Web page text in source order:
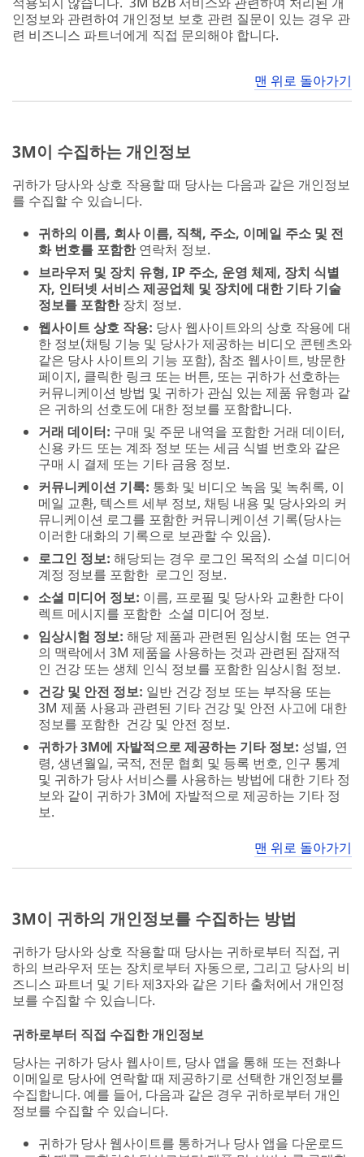
인정보와 관련하여 개인정보 보호 관련 질문이 있는 경우 관
련 비즈니스 파트너에게 직접 문의해야 합니다.
맨 위로 돌아가기
3M이 수집하는 개인정보
귀하가 당사와 상호 작용할 때 당사는 다음과 같은 개인정보
를 수집할 수 있습니다.
귀하의 이름, 회사 이름, 직책, 주소, 이메일 주소 및 전
화 번호를 포함한연락처 정보.
브라우저 및 장치 유형, IP 주소, 운영 체제, 장치 식별
자, 인터넷 서비스 제공업체 및 장치에 대한 기타 기술
정보를 포함한장치 정보.
웹사이트 상호 작용: 당사 웹사이트와의 상호 작용에 대
한 정보(채팅 기능 및 당사가 제공하는 비디오 콘텐츠와
같은 당사 사이트의 기능 포함), 참조 웹사이트, 방문한
페이지, 클릭한 링크 또는 버튼, 또는 귀하가 선호하는
커뮤니케이션 방법 및 귀하가 관심 있는 제품 유형과 같
은 귀하의 선호도에 대한 정보를 포함합니다.
거래 데이터: 구매 및 주문 내역을 포함한 거래 데이터,
신용 카드 또는 계좌 정보 또는 세금 식별 번호와 같은
구매 시 결제 또는 기타 금융 정보.
커뮤니케이션 기록: 통화 및 비디오 녹음 및 녹취록, 이
메일 교환, 텍스트 세부 정보, 채팅 내용 및 당사와의 커
뮤니케이션 로그를 포함한 커뮤니케이션 기록(당사는
이러한 대화의 기록으로 보관할 수 있음).
로그인 정보: 해당되는 경우 로그인 목적의 소셜 미디어
계정 정보를 포함한 로그인 정보.
소셜 미디어 정보: 이름, 프로필 및 당사와 교환한 다이
렉트 메시지를 포함한 소셜 미디어 정보.
임상시험 정보: 해당 제품과 관련된 임상시험 또는 연구
의 맥락에서 3M 제품을 사용하는 것과 관련된 잠재적
인 건강 또는 생체 인식 정보를 포함한 임상시험 정보.
건강 및 안전 정보: 일반 건강 정보 또는 부작용 또는
3M 제품 사용과 관련된 기타 건강 및 안전 사고에 대한
정보를 포함한 건강 및 안전 정보.
귀하가 3M에 자발적으로 제공하는 기타 정보: 성별, 연
령, 생년월일, 국적, 전문 협회 및 등록 번호, 인구 통계
및 귀하가 당사 서비스를 사용하는 방법에 대한 기타 정
보와 같이 귀하가 3M에 자발적으로 제공하는 기타 정
보.
맨 위로 돌아가기
3M이 귀하의 개인정보를 수집하는 방법
귀하가 당사와 상호 작용할 때 당사는 귀하로부터 직접, 귀
하의 브라우저 또는 장치로부터 자동으로, 그리고 당사의 비
즈니스 파트너 및 기타 제3자와 같은 기타 출처에서 개인정
보를 수집할 수 있습니다.
귀하로부터 직접 수집한 개인정보
당사는 귀하가 당사 웹사이트, 당사 앱을 통해 또는 전화나
이메일로 당사에 연락할 때 제공하기로 선택한 개인정보를
수집합니다. 예를 들어, 다음과 같은 경우 귀하로부터 개인
정보를 수집할 수 있습니다.
귀하가 당사 웹사이트를 통하거나 당사 앱을 다운로드